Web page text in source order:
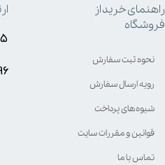
راهنمای خرید از
فروشگاه
نحوه ثبت سفارش
رویه ارسال سفارش
شیوه‌های پرداخت
قوانین و مقررات سایت
تماس با ما